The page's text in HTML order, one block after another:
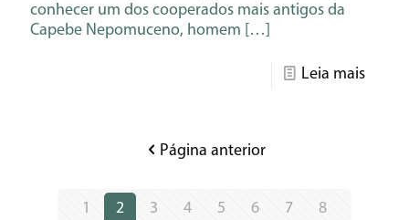
conhecer um dos cooperados mais antigos da
Capebe Nepomuceno, homem […]
Leia mais
Página anterior
1 2 3 4 5 6 7
8